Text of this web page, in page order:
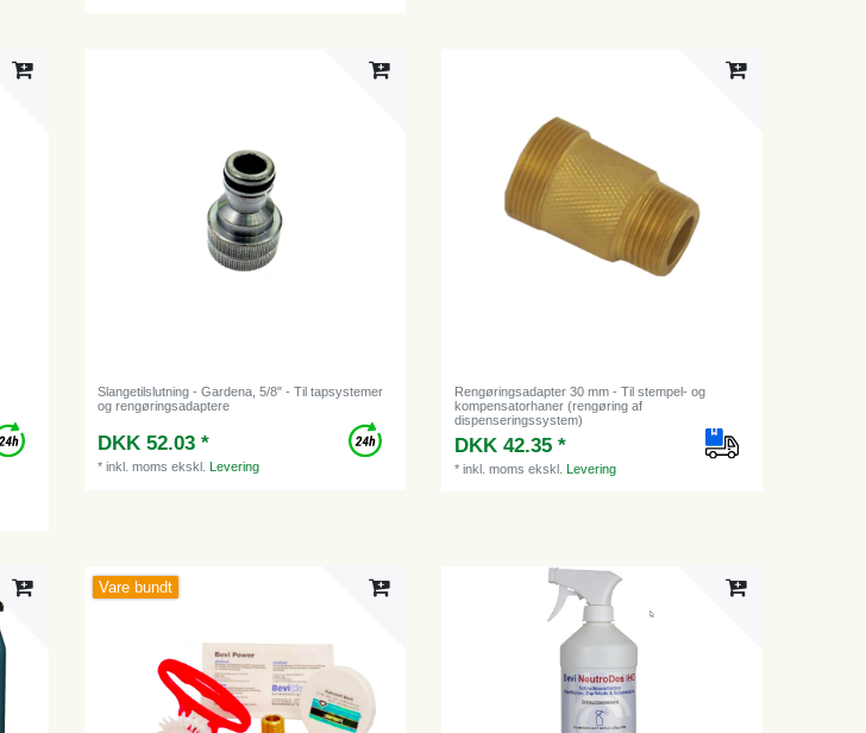
Slangetilslutning - Gardena, 5/8" - Til tapsystemer
og rengøringsadaptere
DKK 52.03 *
*inkl. moms ekskl. Levering
Rengøringsadapter 30 mm - Til stempel- og
kompensatorhaner (rengøring af
dispenseringssystem)
DKK 42.35 *
*inkl. moms ekskl.Levering
Vare bundt